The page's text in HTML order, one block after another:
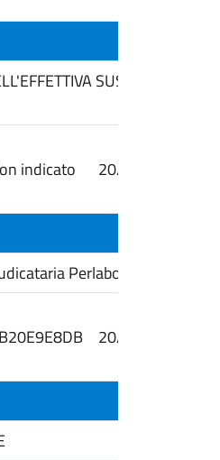
SUSSISTENZA
indicato 20/04/2026
Perlabo srl.
20/04/2026